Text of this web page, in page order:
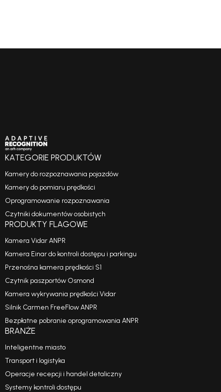
KATEGORIE PRODUKTÓW
Kamery do rozpoznawania pojazdów
Kamery do pomiaru prędkości
Oprogramowanie rozpoznawania
Czytniki dokumentów osobistych
PRODUKTY FLAGOWE
Kamera Vidar ANPR
Kamera Einar do kontroli dostępu i parkingu
Przenośna kamera prędkości S1
Czytnik paszportów Osmond
Kamera wykrywania prędkości Vidar
Silnik Carmen FreeFlow ANPR
Bezpłatne pobranie oprogramowania ANPR
BRANŻE
Inteligentne miasto
Transport i logistyka
Operacje recepcji i handel detaliczny
Systemy kontroli dostępu